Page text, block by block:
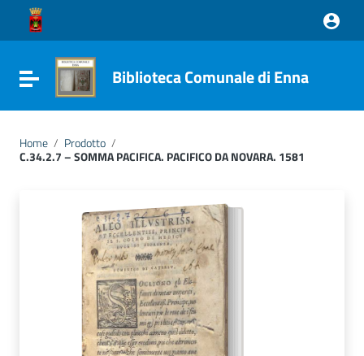
Vai ai contenuti
Vai al menu di navigazione
Vai al footer
Attiva / disattiva la navigazione
Biblioteca Comunale di Enna
Home / Prodotto /
C.34.2.7 – SOMMA PACIFICA. PACIFICO DA NOVARA. 1581